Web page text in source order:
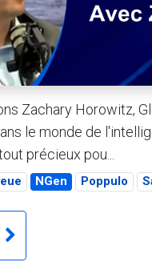
Zachary Horowitz,
le monde de
précieux pou...
NGen Poppulo